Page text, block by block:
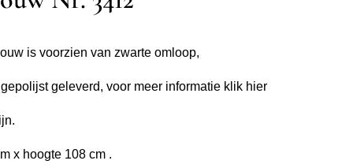
is voorzien van zwarte omloop,
geleverd, voor meer informatie klik hier
x hoogte 108 cm .